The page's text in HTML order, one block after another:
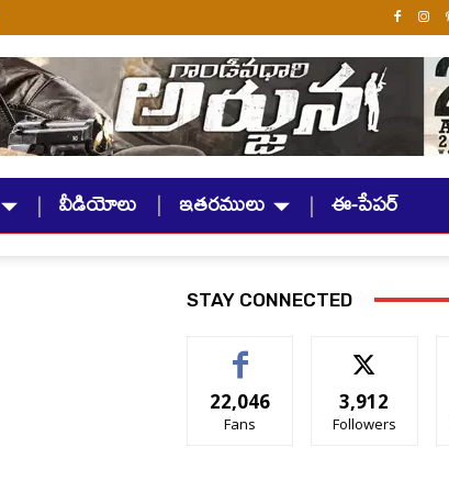
వీడియోలు ఇతరములు ఈ-పేపర్
STAY CONNECTED
22,046
Fans
3,912
Followers